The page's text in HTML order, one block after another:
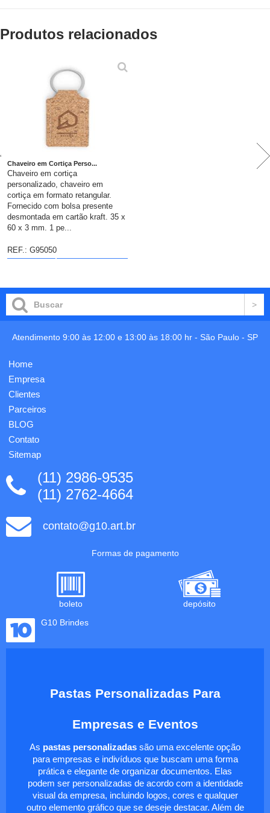
Produtos relacionados
Chaveiro em Cortiça Perso...
Chaveiro em cortiça
personalizado, chaveiro em
cortiça em formato retangular.
Fornecido com bolsa presente
desmontada em cartão kraft. 35 x
60 x 3 mm. 1 pe...
REF.: G95050
Atendimento 9:00 às 12:00 e 13:00 às 18:00 hr - São Paulo - SP
Home
Empresa
Clientes
Parceiros
BLOG
Contato
Sitemap
(11) 2986-9535
(11) 2762-4664
contato@g10.art.br
Formas de pagamento
boleto
depósito
G10 Brindes
Pastas Personalizadas Para
Empresas e Eventos
As pastas personalizadas são uma excelente opção
para empresas e indivíduos que buscam uma forma
prática e elegante de organizar documentos. Elas
podem ser personalizadas de acordo com a identidade
visual da empresa, incluindo logos, cores e qualquer
outro elemento gráfico que se deseje destacar. Além de